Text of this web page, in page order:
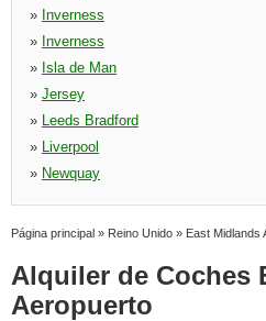
» Inverness
» Inverness
» Isla de Man
» Jersey
» Leeds Bradford
» Liverpool
» Newquay
Página principal » Reino Unido » East Midlands
Alquiler de Coches
Aeropuerto